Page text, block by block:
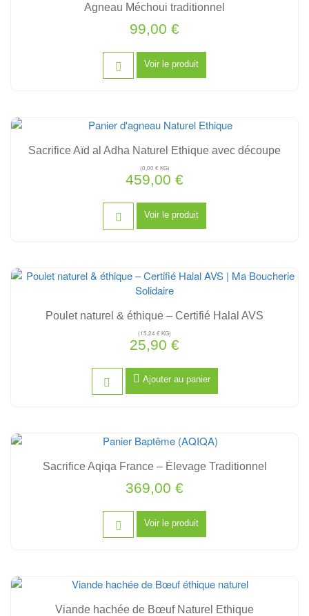
Agneau Méchoui traditionnel
99,00 €
Voir le produit
Sacrifice Aïd al Adha Naturel Ethique avec découpe
(0,00 € KG)
459,00 €
Voir le produit
Poulet naturel & éthique – Certifié Halal AVS
(15,24 € KG)
25,90 €
Ajouter au panier
Sacrifice Aqiqa France – Élevage Traditionnel
369,00 €
Voir le produit
Viande hachée de Bœuf Naturel Ethique